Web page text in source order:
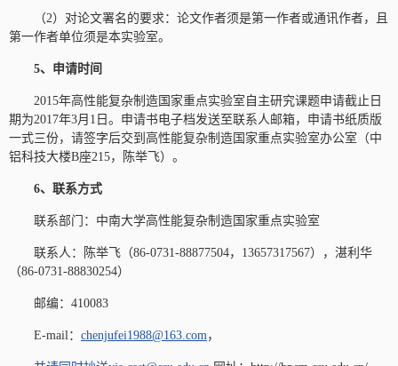
（2）对论文署名的要求：论文作者须是第一作者或通讯作者，且
第一作者单位须是本实验室。
5、申请时间
2015年高性能复杂制造国家重点实验室自主研究课题申请截止日
期为2017年3月1日。申请书电子档发送至联系人邮箱，申请书纸质版
一式三份，请签字后交到高性能复杂制造国家重点实验室办公室（中
铝科技大楼B座215，陈举飞）。
6、联系方式
联系部门：中南大学高性能复杂制造国家重点实验室
联系人：陈举飞（86-0731-88877504，13657317567），湛利华
（86-0731-88830254）
邮编：410083
E-mail： chenjufei1988@163.com ，